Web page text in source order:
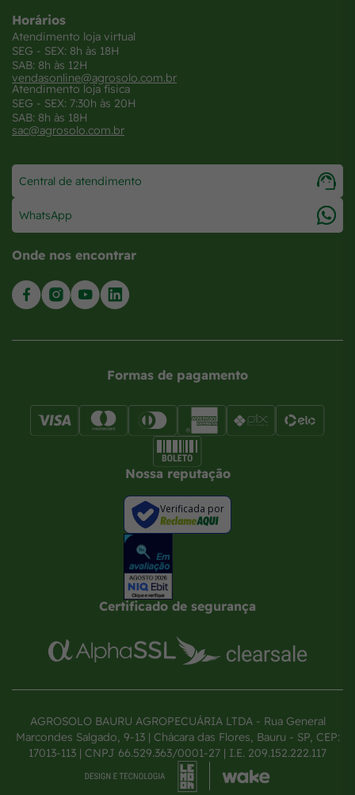
Horários
Atendimento loja virtual
SEG - SEX: 8h às 18H
SAB: 8h às 12H
vendasonline@agrosolo.com.br
Atendimento loja física
SEG - SEX: 7:30h às 20H
SAB: 8h às 18H
sac@agrosolo.com.br
Central de atendimento
WhatsApp
Onde nos encontrar
Formas de pagamento
Nossa reputação
Verificada por
Certificado de segurança
AGROSOLO BAURU AGROPECUÁRIA LTDA - Rua General
Marcondes Salgado, 9-13 | Chácara das Flores, Bauru - SP, CEP:
17013-113 | CNPJ 66.529.363/0001-27 | I.E. 209.152.222.117